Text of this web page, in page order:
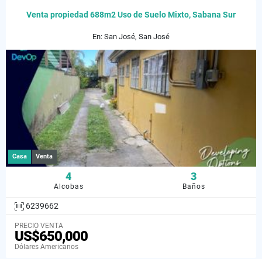
Venta propiedad 688m2 Uso de Suelo Mixto, Sabana Sur
En: San José, San José
Casa Venta
4
Alcobas
3
Baños
6239662
PRECIO VENTA
US$650,000
Dólares Americanos